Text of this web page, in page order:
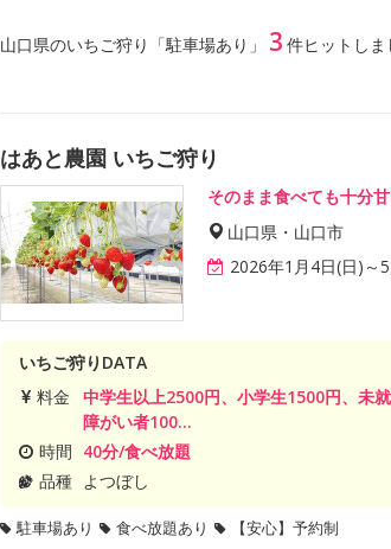
山口県のいちご狩り「駐車場あり」 3 件ヒットしま
はあと農園 いちご狩り
そのまま食べても十分
山口県・山口市
2026年1月4日(日)～
いちご狩りDATA
料金
中学生以上2500円、小学生1500円、未
障がい者100...
時間 40分/食べ放題
品種 よつぼし
駐車場あり 食べ放題あり 【安心】予約制